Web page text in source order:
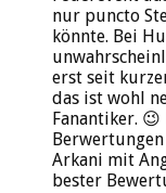
nur puncto
könnte. Bei
erst seit
das ist wohl
Fanantiker.
Arkani mit
bester